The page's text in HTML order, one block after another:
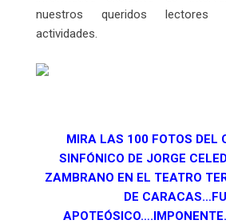
nuestros queridos lectores
actividades.
MIRA LAS 100 FOTOS DEL
SINFÓNICO DE JORGE
ZAMBRANO EN EL TEATRO
DE